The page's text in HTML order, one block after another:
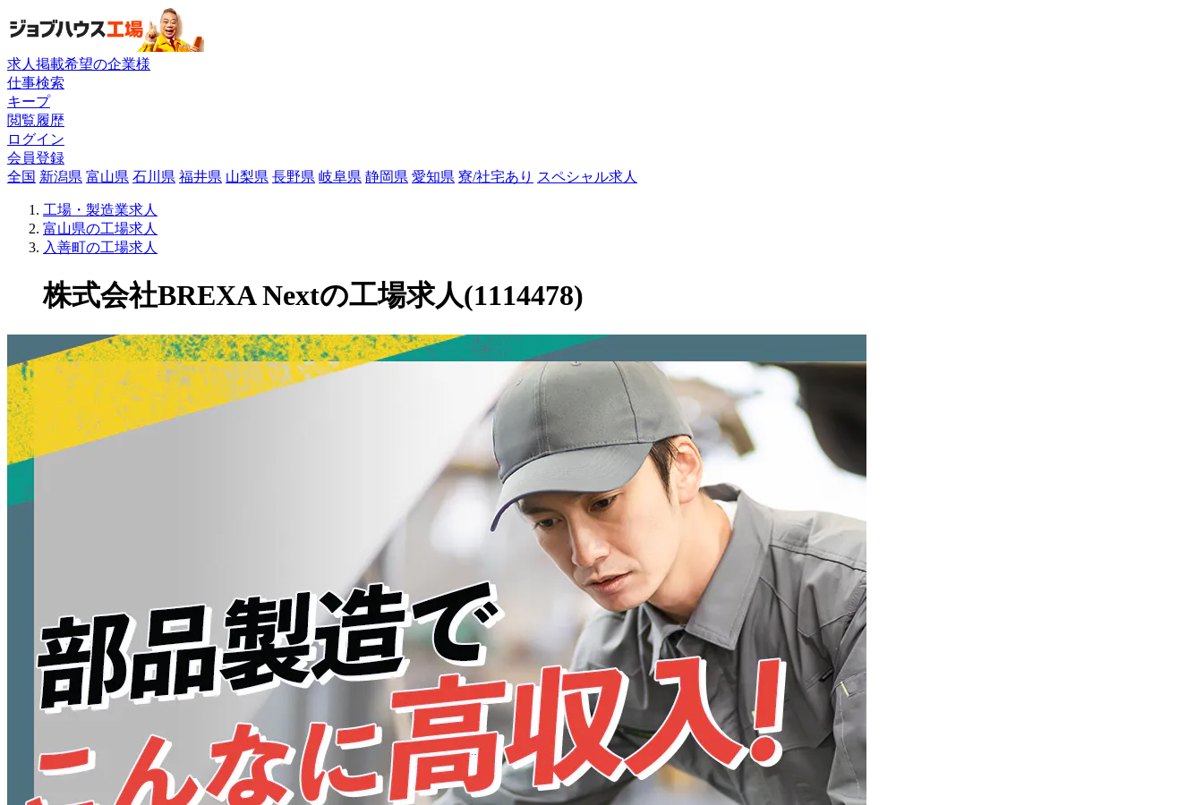
求人掲載希望の企業様
仕事検索
キープ
閲覧履歴
ログイン
会員登録
全国 新潟県 富山県 石川県 福井県 山梨県 長野県 岐阜県 静岡県 愛知県 寮/社宅あり スペシャル求人
工場・製造業求人
富山県の工場求人
入善町の工場求人
株式会社BREXA Nextの工場求人(1114478)